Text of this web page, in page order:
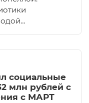
социальные
млн рублей с
с МАРТ